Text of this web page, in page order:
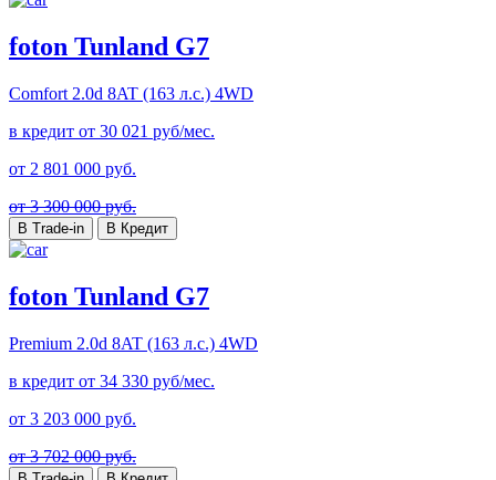
foton Tunland G7
Comfort 2.0d 8AT (163 л.с.) 4WD
в кредит от 30 021 руб/мес.
от 2 801 000 руб.
от 3 300 000 руб.
В Trade-in В Кредит
foton Tunland G7
Premium 2.0d 8AT (163 л.с.) 4WD
в кредит от 34 330 руб/мес.
от 3 203 000 руб.
от 3 702 000 руб.